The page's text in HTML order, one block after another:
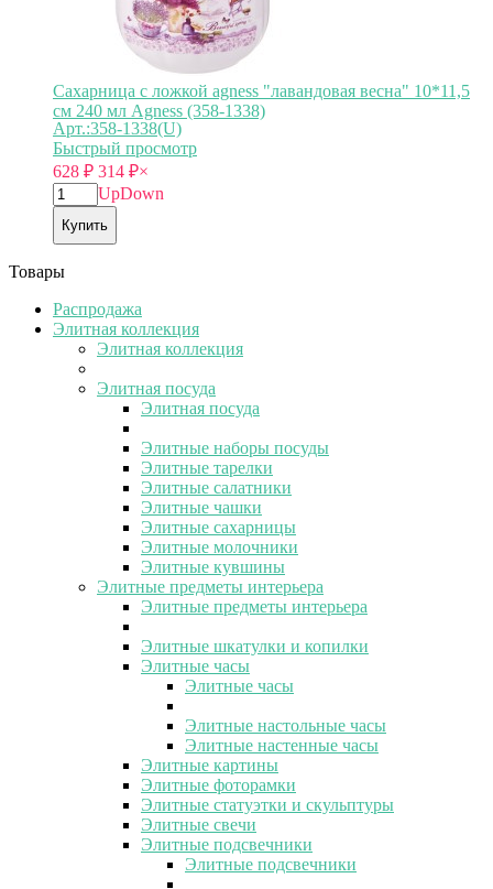
Сахарница с ложкой agness "лавандовая весна" 10*11,5
см 240 мл Agness (358-1338)
Арт.:358-1338(U)
Быстрый просмотр
628 ₽ 314 ₽×
UpDown
Купить
Товары
Распродажа
Элитная коллекция
Элитная коллекция
Элитная посуда
Элитная посуда
Элитные наборы посуды
Элитные тарелки
Элитные салатники
Элитные чашки
Элитные сахарницы
Элитные молочники
Элитные кувшины
Элитные предметы интерьера
Элитные предметы интерьера
Элитные шкатулки и копилки
Элитные часы
Элитные часы
Элитные настольные часы
Элитные настенные часы
Элитные картины
Элитные фоторамки
Элитные статуэтки и скульптуры
Элитные свечи
Элитные подсвечники
Элитные подсвечники